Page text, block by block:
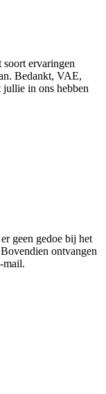
ervaringen
Bedankt, VAE,
in ons hebben
geen gedoe bij het
ontvangen
mail.